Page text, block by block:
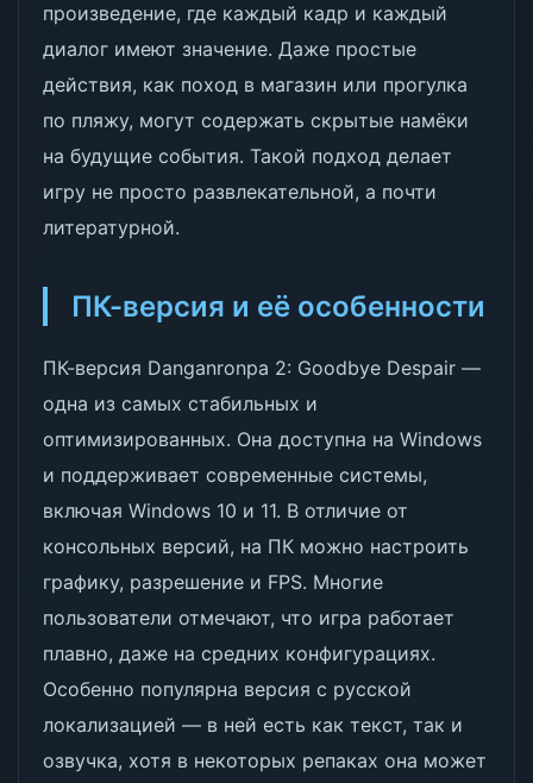
произведение, где каждый кадр и каждый
диалог имеют значение. Даже простые
действия, как поход в магазин или прогулка
по пляжу, могут содержать скрытые намёки
на будущие события. Такой подход делает
игру не просто развлекательной, а почти
литературной.
ПК-версия и её особенности
ПК-версия Danganronpa 2: Goodbye Despair —
одна из самых стабильных и
оптимизированных. Она доступна на Windows
и поддерживает современные системы,
включая Windows 10 и 11. В отличие от
консольных версий, на ПК можно настроить
графику, разрешение и FPS. Многие
пользователи отмечают, что игра работает
плавно, даже на средних конфигурациях.
Особенно популярна версия с русской
локализацией — в ней есть как текст, так и
озвучка, хотя в некоторых репаках она может